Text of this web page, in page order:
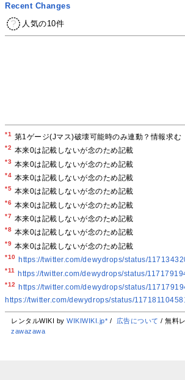
Recent Changes
人気の10件
*1 第1ゲージ(Jマス)破壊可能時のみ連動？情報求む
*2 本来0は記載しないが念のため記載
*3 本来0は記載しないが念のため記載
*4 本来0は記載しないが念のため記載
*5 本来0は記載しないが念のため記載
*6 本来0は記載しないが念のため記載
*7 本来0は記載しないが念のため記載
*8 本来0は記載しないが念のため記載
*9 本来0は記載しないが念のため記載
*10 https://twitter.com/dewydrops/status/
*11 https://twitter.com/dewydrops/status/
*12 https://twitter.com/dewydrops/status/
https://twitter.com/dewydrops/status/
レンタルWIKI byWIKIWIKI.jp* / 広告について / 無料
zawazawa